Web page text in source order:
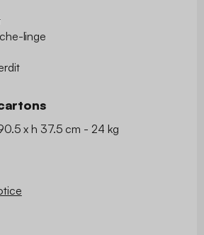
linge
x h 37.5 cm - 24 kg